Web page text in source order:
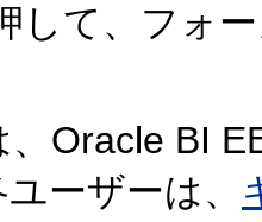
して、フォ
Oracle BI
ーザーは、